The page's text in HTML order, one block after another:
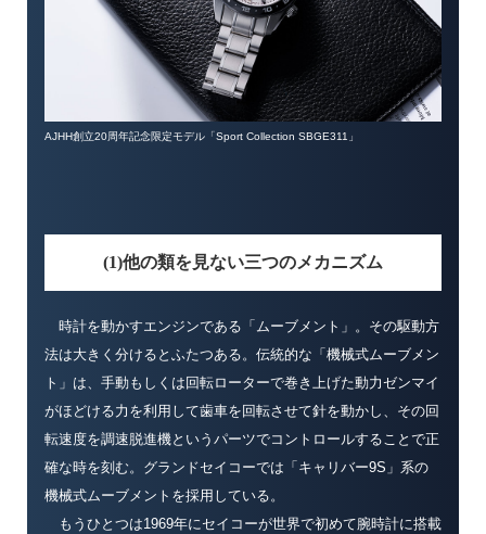
AJHH創立20周年記念限定モデル「Sport Collection SBGE311」
(1)他の類を見ない三つのメカニズム
時計を動かすエンジンである「ムーブメント」。その駆動方
法は大きく分けるとふたつある。伝統的な「機械式ムーブメン
ト」は、手動もしくは回転ローターで巻き上げた動力ゼンマイ
がほどける力を利用して歯車を回転させて針を動かし、その回
転速度を調速脱進機というパーツでコントロールすることで正
確な時を刻む。グランドセイコーでは「キャリバー9S」系の
機械式ムーブメントを採用している。
もうひとつは1969年にセイコーが世界で初めて腕時計に搭載